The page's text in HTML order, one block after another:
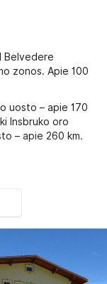
Belvedere
zonos. Apie 100
uosto – apie 170
Insbruko oro
– apie 260 km.
negalia.
, maks. 2-3 asm.,
lova),